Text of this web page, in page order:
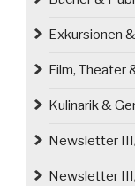
Exkursionen
Film, Theater
Kulinarik &
Newsletter
Newsletter